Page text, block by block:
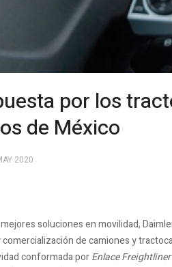
por los
de México
2020
soluciones en movilidad,
de camiones y
conformada porEnlace